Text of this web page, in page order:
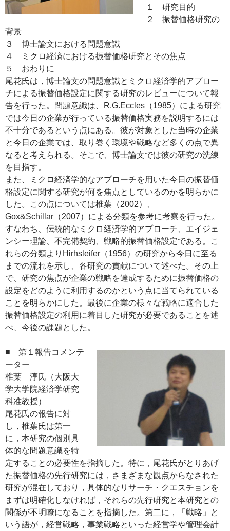
１ 研究目的
２ 振替価格研究の
背景
３ 博士論文における問題意識
４ ミクロ経済における振替価格研究とその焦点
５ おわりに
尾花氏は，博士論文の問題意識とミクロ経済学的アプロー
チによる振替価格設定に関する研究のレビューについて報
告を行った。問題意識は、R.G.Eccles（1985）による研究
では今日の企業が行っている振替価格実務を説明するには
不十分であるという点にある。彼が対象とした当時の企業
と今日の企業では、取り巻く環境や戦略など多くの点で異
なると考えられる。そこで、博士論文では彼の研究の洗練
を目指す。
また、ミクロ経済学的なアプローチを用いた今日の振替価
格設定に関する研究が何を焦点としているのかを明らかに
した。この点については椎葉（2002）、
Gox&Schillar（2007）による分類を参考に考察を行った。
すなわち、伝統的なミクロ経済学的アプローチ、エイジェ
ンシー理論、不完備契約、戦略的振替価格設定である。こ
れらの分類よりHirhsleifer（1956）の研究から今日に至る
までの流れを示し、各研究の貢献について述べた。その上
で、研究の焦点が企業の戦略を達成するために振替価格の
設定をどのように利用するのかという点に当てられている
ことを明らかにした。最後に企業の様々な戦略に適合した
振替価格設定の利用に着目した研究が必要であることを述
べ、今後の課題とした。
■ 第１報告コメンテ
ーター
椎葉 淳氏（大阪大
学大学院経済学研究
科准教授）
尾花氏の報告に対
し，椎葉氏は第一
に，本研究の個別具
体的な問題意識を特
定することの必要性を指摘した。特に，尾花氏がとりあげ
た振替価格の先行研究には，さまざまな観点からなされた
研究が混在しており，具体的なリサーチ・クエスチョンを
まずは明確化しなければ，それらの先行研究と本研究との
関係が不明瞭になることを指摘した。第二に，「戦略」と
いう語が，経営戦略，事業戦略といった経営学や管理会計